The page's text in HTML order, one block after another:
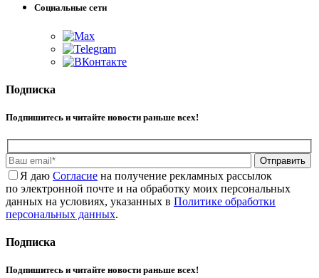
Социальные сети
Подписка
Подпишитесь и читайте новости раньше всех!
Отправить
Я даю Cогласие на получение рекламных рассылок
по электронной почте и на обработку моих персональных
данных на условиях, указанных в Политике обработки
персональных данных.
Подписка
Подпишитесь и читайте новости раньше всех!